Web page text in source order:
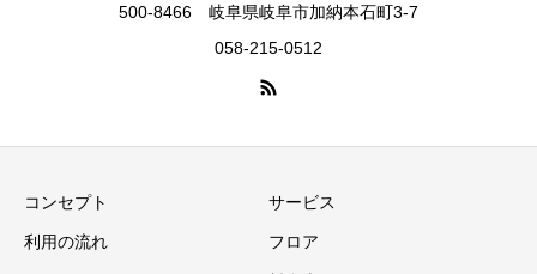
500-8466 岐阜県岐阜市加納本石町3-7
058-215-0512
コンセプト サービス
利用の流れ フロア